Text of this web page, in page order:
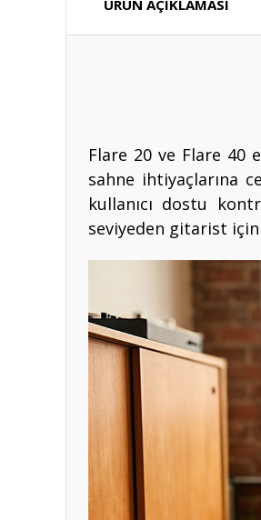
ÜRÜN AÇIKLAMASI
Flare 20 ve Flare 40
sahne ihtiyaçlarına
kullanıcı dostu
seviyeden gitarist